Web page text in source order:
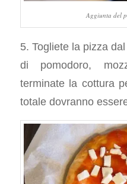
Aggiunta del
5. Togliete la pizza
di pomodoro,
terminate la cottura
totale dovranno